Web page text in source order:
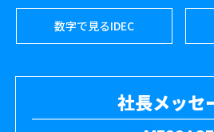
数字で見るIDEC
社長メッセ